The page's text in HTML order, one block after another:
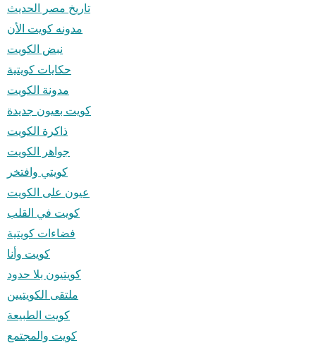
تاريخ مصر الحديث
مدونه كويت الأن
نبض الكويت
حكايات كويتية
مدونة الكويت
كويت بعيون جديدة
ذاكرة الكويت
جواهر الكويت
كويتي وافتخر
عيون على الكويت
كويت في القلب
فضاءات كويتية
كويت وأنا
كويتيون بلا حدود
ملتقى الكويتيين
كويت الطبيعة
كويت والمجتمع